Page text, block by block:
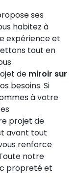
ses
habitez à
expérience et
tout en
de miroir sur
besoins. Si
à votre
projet de
avant tout
renforce
notre
propreté et